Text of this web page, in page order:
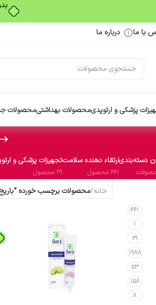
با ما درباره ما
پزشکی و ارتوپدیمحصولات بهداشتیمحصولات
دسته‌بندیارتقاء دهنده سلامت
661 محصول
تجهیزات پزشکی و
29 محصول
661
1
29
1988
53
158
8
خانه/محصولات برچسب خورده